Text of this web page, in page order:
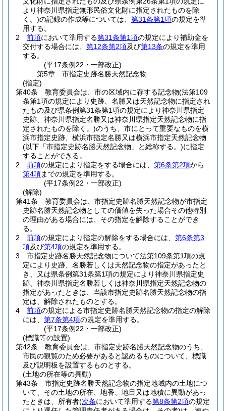
より神奈川県指定無形民俗文化財に指定されたものを除
く。)の記録の作成等については、 第31条第1項の規定を準
用する。
2
前項において準用する第31条第1項の規定により補助金を
交付する場合には、 第12条第2項及び第13条の規定を準用
する。
(平17条例22・一部改正)
第5章
市指定史跡名勝天然記念物
(指定)
第40条
教育委員会は、市の区域内に存する記念物(法第109
条第1項の規定により史跡、名勝又は天然記念物に指定され
たもの及び県条例第31条第1項の規定により神奈川県指定
史跡、神奈川県指定名勝又は神奈川県指定天然記念物に指
定されたものを除く。)のうち、市にとって重要なものを横
浜市指定史跡、横浜市指定名勝又は横浜市指定天然記念物
(以下「市指定史跡名勝天然記念物」と総称する。)に指定
することができる。
2
前項の規定により指定をする場合には、 第6条第2項から
第4項までの規定を準用する。
(平17条例22・一部改正)
(解除)
第41条
教育委員会は、市指定史跡名勝天然記念物が市指定
史跡名勝天然記念物としての価値を失った場合その他特別
の理由がある場合には、その指定を解除することができ
る。
2
前項の規定により指定の解除をする場合には、 第6条第3
項及び第4項の規定を準用する。
3
市指定史跡名勝天然記念物について法第109条第1項の規
定により史跡、名勝若しくは天然記念物の指定があったと
き、又は県条例第31条第1項の規定により神奈川県指定史
跡、神奈川県指定名勝若しくは神奈川県指定天然記念物の
指定があったときは、当該市指定史跡名勝天然記念物の指
定は、解除されたものとする。
4
前項の規定による市指定史跡名勝天然記念物の指定の解除
には、 第7条第4項の規定を準用する。
(平17条例22・一部改正)
(標識等の設置)
第42条
教育委員会は、市指定史跡名勝天然記念物のうち、
市民の観覧のため必要があると認めるものについて、標識
及び説明板を設置するものとする。
(土地の所在等の異動)
第43条
市指定史跡名勝天然記念物の指定地域内の土地につ
いて、その土地の所在、地番、地目又は地積に異動があっ
たときは、所有者(次条において準用する第8条第2項の規定